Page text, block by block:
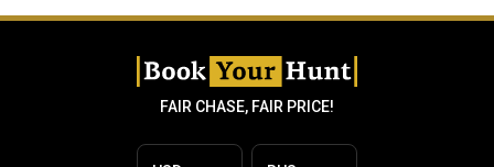
FAIR CHASE, FAIR PRICE!